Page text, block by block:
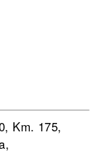
Km. 175,